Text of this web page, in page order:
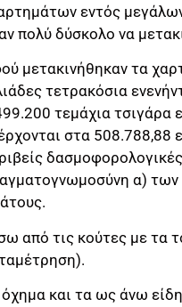
εντός
πολύ δύσκολο να
μετακινήθηκαν τα
τετρακόσια
τεμάχια τσιγάρα
στα 508.788,88
α) των
από τις κούτες με τα
και τα ως άνω